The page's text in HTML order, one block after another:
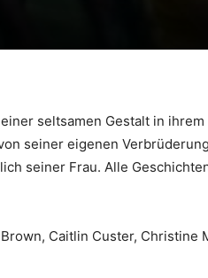
seltsamen Gestalt in
seiner eigenen
seiner Frau. Alle
Caitlin Custer, Christine